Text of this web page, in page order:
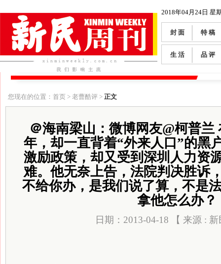
2018年04月24日 星
封 面 特 稿
生 活 品 评
您现在的位置：首页 > 老曹酷评 > 正文
＠海南梁山：微博网友@柯普兰
年，却一直背着“外来人口”的黑
激励政策，却又受到深圳人力资
难。他无奈上告，法院判决胜诉
不给你办，是我们说了算，不是
拿他怎么办？
日期：2013-04-18 【 来源 :